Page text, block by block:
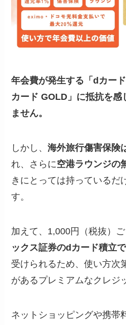
年会費が発生する「dカー
カード GOLD」に抵抗を感
ません。
しかし、海外旅行傷害保険
れ、さらに空港ラウンジの
きにとっては持っているだ
す。
加えて、1,000円（税抜）ご
ックス証券のdカード積立
受けられるため、使い方次
があるプレミアムなクレジ
ネットショッピングや携帯